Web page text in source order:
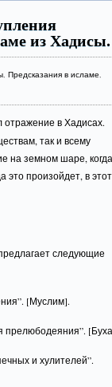
из Хадисы.
,Предсказания в исламе,
отражение в Хадисах.
так и всему
на земном шаре,
это произойдет, в этот
следующие
[Муслим].
прелюбодеяния”.
и хулителей”.